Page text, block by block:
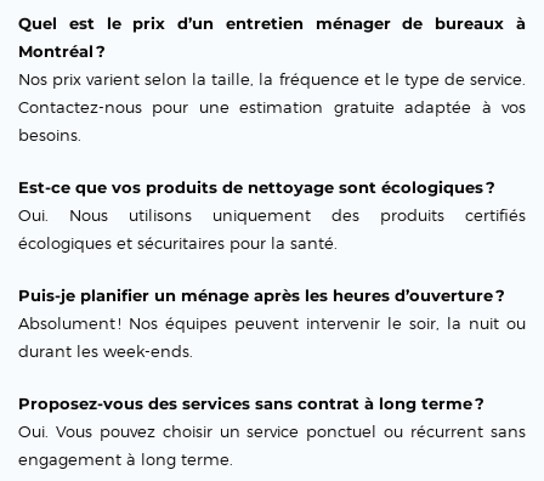
Quel est le prix d’un entretien ménager de bureaux à
Montréal ?
Nos prix varient selon la taille, la fréquence et le type de service.
Contactez-nous pour une estimation gratuite adaptée à vos
besoins.
Est-ce que vos produits de nettoyage sont écologiques ?
Oui. Nous utilisons uniquement des produits certifiés
écologiques et sécuritaires pour la santé.
Puis-je planifier un ménage après les heures d’ouverture ?
Absolument ! Nos équipes peuvent intervenir le soir, la nuit ou
durant les week-ends.
Proposez-vous des services sans contrat à long terme ?
Oui. Vous pouvez choisir un service ponctuel ou récurrent sans
engagement à long terme.